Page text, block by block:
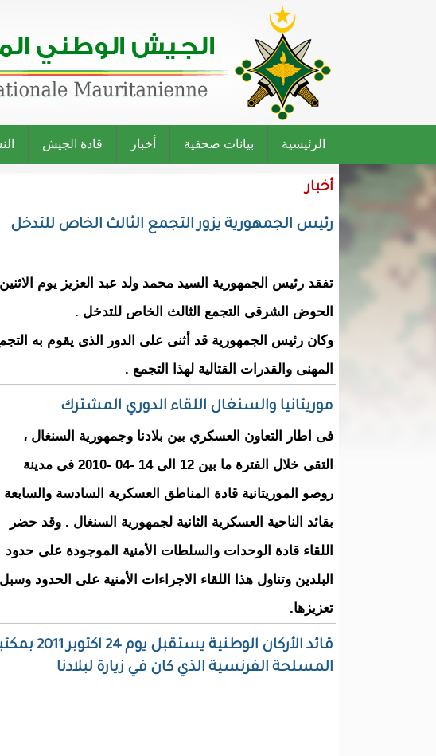
الرئيسية بيانات صحفية أخبار قادة الجيش
أخبار
رئيس الجمهورية يزور التجمع الثالث الخاص للتدخل
الحوض الشرقى التجمع الثالث الخاص للتدخل .
وكان رئيس الجمهورية قد أثنى على الدور الذى يقوم به
المهنى والقدرات القتالية لهذا التجمع .
موريتانيا والسنغال اللقاء الدوري المشترك
فى اطار التعاون العسكري بين بلادنا وجمهورية السنغال ،
التقى خلال الفترة ما بين 12 الى 14 -04 -2010 فى مدينة
روصو الموريتانية قادة المناطق العسكرية السادسة والسابعة
بقائد الناحية العسكرية الثانية لجمهورية السنغال . وقد حضر
اللقاء قادة الوحدات والسلطات الأمنية الموجودة على حدود
البلدين وتناول هذا اللقاء الاجراءات الأمنية على الحدود وسبل
تعزيزها.
قائد
المسلحة الفرنسية الذي كان في زيارة لبلادنا